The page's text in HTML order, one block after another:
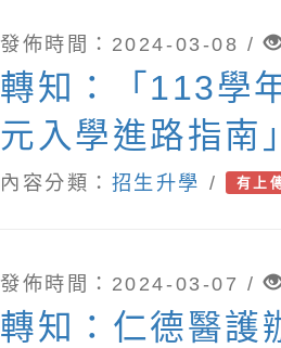
發佈時間：2024-03-08 /
轉知：「113學
元入學進路指南
學年度五專多元
內容分類： 招生升學 / 有上
發佈時間：2024-03-07 /
轉知：仁德醫護